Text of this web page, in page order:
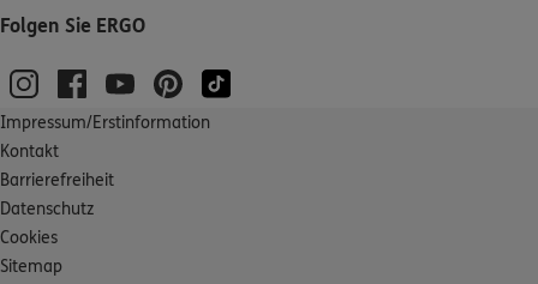
Folgen Sie ERGO
Impressum/Erstinformation
Kontakt
Barrierefreiheit
Datenschutz
Cookies
Sitemap